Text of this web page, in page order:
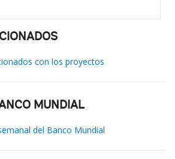
con los proyectos
MUNDIAL
del Banco Mundial